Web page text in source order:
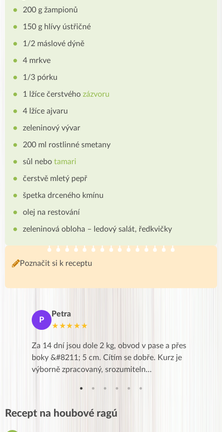
200 g žampionů
150 g hlívy ústřičné
1/2 máslové dýně
4 mrkve
1/3 pórku
1 lžíce čerstvého zázvoru
4 lžíce ajvaru
zeleninový vývar
200 ml rostlinné smetany
sůl nebo tamari
čerstvě mletý pepř
špetka drceného kmínu
olej na restování
zeleninová obloha – ledový salát, ředkvičky
Poznačit si k receptu
P
Petra
★★★★★
Za 14 dní jsou dole 2 kg, obvod v pase a přes
boky &#8211; 5 cm. Cítím se dobře. Kurz je
výborně zpracovaný, srozumiteln…
Recept na houbové ragú